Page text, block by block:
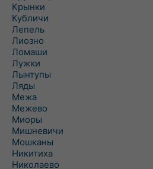
Крынки
Кубличи
Лепель
Лиозно
Ломаши
Лужки
Лынтупы
Ляды
Межа
Межево
Миоры
Мишневичи
Мошканы
Никитиха
Николаево